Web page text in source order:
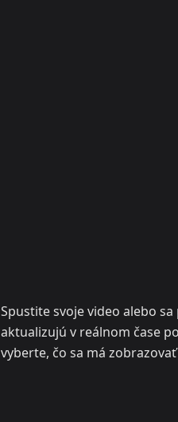
Spustite svoje video alebo
aktualizujú v reálnom čase
vyberte, čo sa má zobrazovať